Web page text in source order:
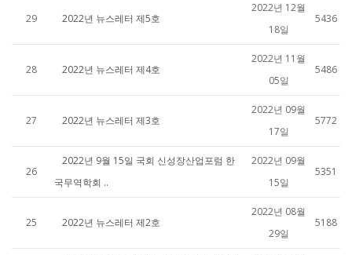
29 2022년 뉴스레터 제5호
2022년 12월
18일
5436
28 2022년 뉴스레터 제4호
2022년 11월
05일
5486
27 2022년 뉴스레터 제3호
2022년 09월
17일
5772
26
2022년 9월 15일 국회 신성장산업포럼 한
국무역학회 ..
2022년 09월
15일
5351
25 2022년 뉴스레터 제2호
2022년 08월
29일
5188